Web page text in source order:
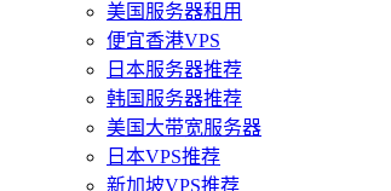
美国服务器租用
便宜香港VPS
日本服务器推荐
韩国服务器推荐
美国大带宽服务器
日本VPS推荐
新加坡VPS推荐